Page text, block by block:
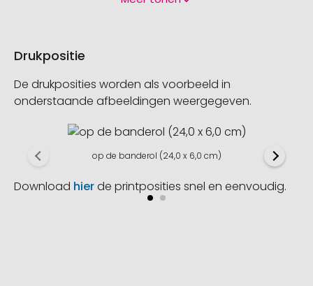
Drukpositie
De drukposities worden als voorbeeld in
onderstaande afbeeldingen weergegeven.
op de banderol (24,0 x 6,0 cm)
Download hierde printposities snel en eenvoudig.